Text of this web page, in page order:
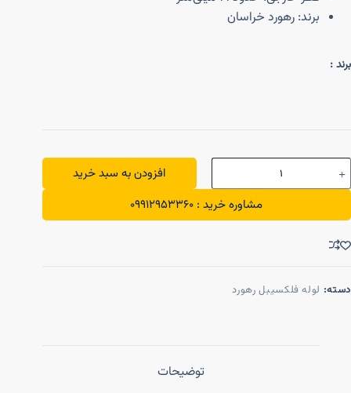
برند: رهورد خراسان
برند :
افزودن به سبد خرید
مشاوره خرید : 09912953360
دسته: لوله فلکسیبل رهورد
توضیحات